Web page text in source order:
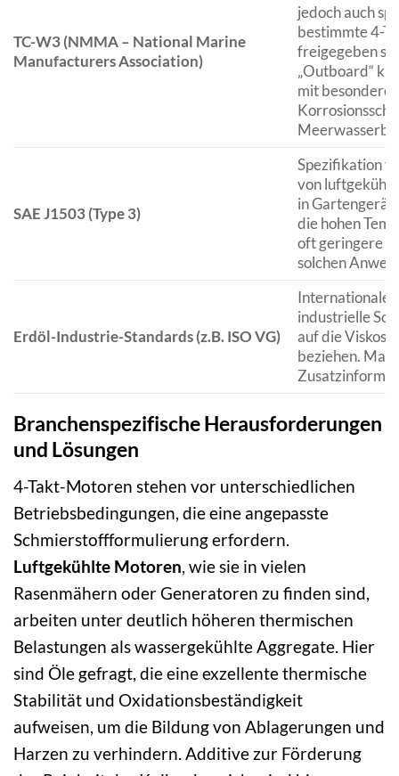
TC-W3 (NMMA – National Marine
Manufacturers Association)
jedoch auch
bestimmte 4-
freigegeben
„Outboard“
mit
SAE J1503 (Type 3)
Spezifikation
von
in
die hohen
oft geringere
solchen
Erdöl-Industrie-Standards (z.B. ISO VG)
Internationale
industrielle
auf die
beziehen.
Branchenspezifische Herausforderungen
und Lösungen
4-Takt-Motoren stehen vor unterschiedlichen
Betriebsbedingungen, die eine angepasste
Schmierstoffformulierung erfordern.
Luftgekühlte Motoren, wie sie in vielen
Rasenmähern oder Generatoren zu finden sind,
arbeiten unter deutlich höheren thermischen
Belastungen als wassergekühlte Aggregate. Hier
sind Öle gefragt, die eine exzellente thermische
Stabilität und Oxidationsbeständigkeit
aufweisen, um die Bildung von Ablagerungen und
Harzen zu verhindern. Additive zur Förderung